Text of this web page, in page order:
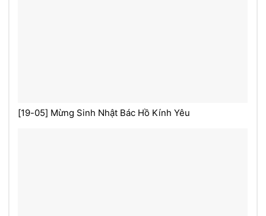
[19-05] Mừng Sinh Nhật Bác Hồ Kính Yêu